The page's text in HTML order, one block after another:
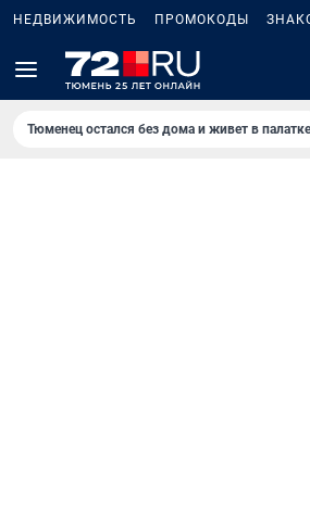
НЕДВИЖИМОСТЬ ПРОМОКОДЫ
Тюменец остался без дома и живет в палатке